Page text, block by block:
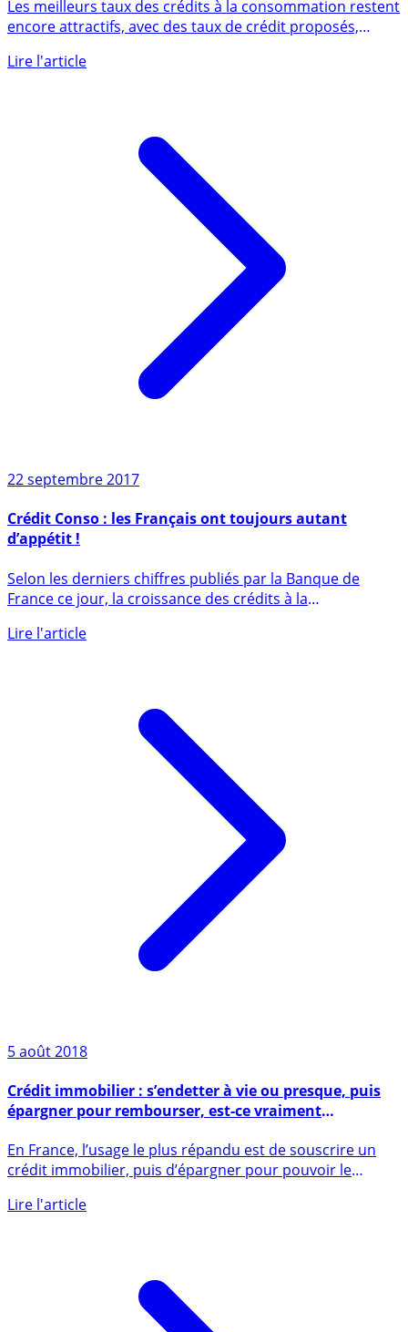
encore attractifs, avec des taux de crédit proposés,
22 septembre 2017
d’appétit !
France ce jour, la croissance des crédits à la
5 août 2018
épargner pour rembourser, est-ce vraiment
pertinent ?
crédit immobilier, puis d’épargner pour pouvoir le